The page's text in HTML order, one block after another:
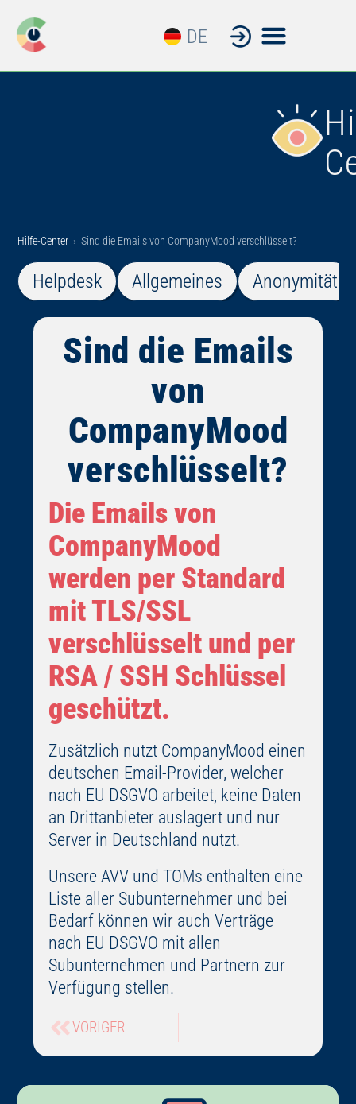
DE
EN
Hilfe-Center › Sind die Emails von CompanyMood verschlüsselt?
Helpdesk Allgemeines Anonymität
Sind die Emails
von
CompanyMood
verschlüsselt?
Die Emails von
CompanyMood
werden per Standard
mit TLS/SSL
verschlüsselt und per
RSA / SSH Schlüssel
geschützt.
Zusätzlich nutzt CompanyMood einen
deutschen Email-Provider, welcher
nach EU DSGVO arbeitet, keine Daten
an Drittanbieter auslagert und nur
Server in Deutschland nutzt.
Unsere AVV und TOMs enthalten eine
Liste aller Subunternehmer und bei
Bedarf können wir auch Verträge
nach EU DSGVO mit allen
Subunternehmen und Partnern zur
Verfügung stellen.
VORIGER